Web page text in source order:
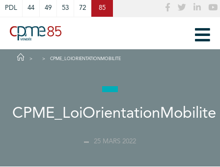
PDL 44 49 53 72 85
CPME_LOIORIENTATIONMOBILITE
CPME_LoiOrientationMobilite
25 MARS 2022
Cookies management panel